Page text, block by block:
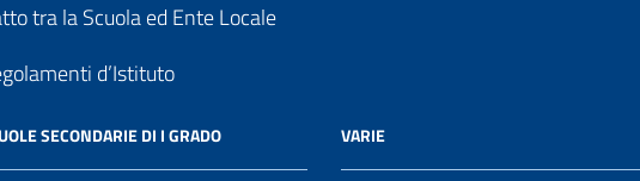
tra la Scuola ed Ente Locale
d’Istituto
SECONDARIE DI I GRADO VARIE